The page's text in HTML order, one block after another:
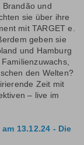
und
sie über ihre
mit TARGET e.
geben sie
und Hamburg
den Welten?
Zeit mit
– live im
13.12.24 - Die